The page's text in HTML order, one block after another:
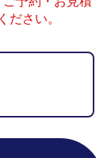
ださい。